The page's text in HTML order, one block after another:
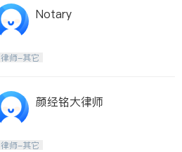
Newmarket
Maple
Guelph
Ajax
Notary
律师-其它
颜经铭大律师
律师-其它